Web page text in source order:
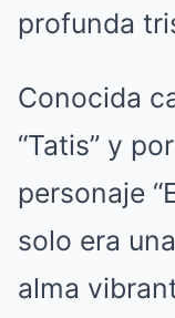
profunda
Conocida
“Tatis” y
personaje
solo era
alma